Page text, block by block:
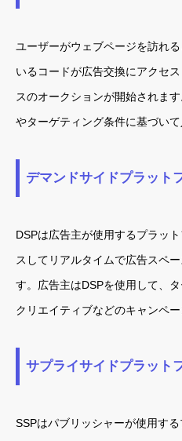
ユーザーがウェブページを訪れ
いるコードが広告交換にアクセ
スのオークションが開始されま
やターゲティング条件に基づいて
デマンドサイドプラット
DSPは広告主が使用するプラッ
スしてリアルタイムで広告スペ
す。広告主はDSPを使用して、
クリエイティブなどのキャンペー
サプライサイドプラット
SSPはパブリッシャーが使用す